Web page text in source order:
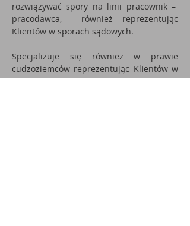
rozwiązywać spory na linii pracownik –
pracodawca, również reprezentując
Klientów w sporach sądowych.
Specjalizuje się również w prawie
cudzoziemców reprezentując Klientów w
sądach oraz przed organami